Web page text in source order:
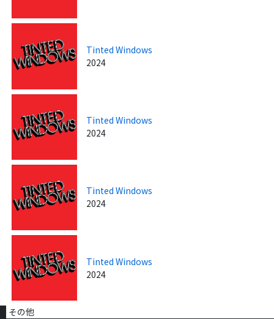
Tinted Windows
2024
Tinted Windows
2024
Tinted Windows
2024
Tinted Windows
2024
その他